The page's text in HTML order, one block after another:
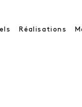
Réalisations